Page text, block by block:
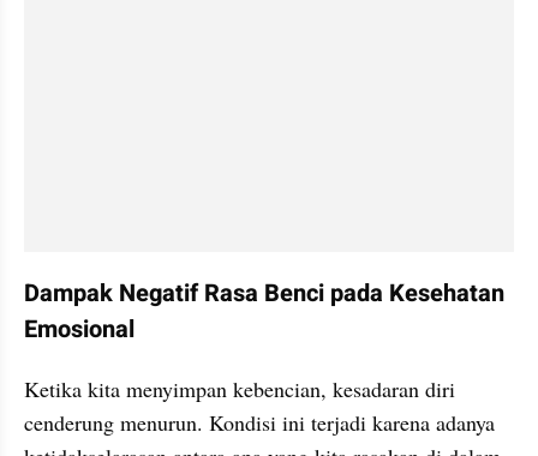
Dampak Negatif Rasa Benci pada Kesehatan
Emosional
Ketika kita menyimpan kebencian, kesadaran diri
cenderung menurun. Kondisi ini terjadi karena adanya